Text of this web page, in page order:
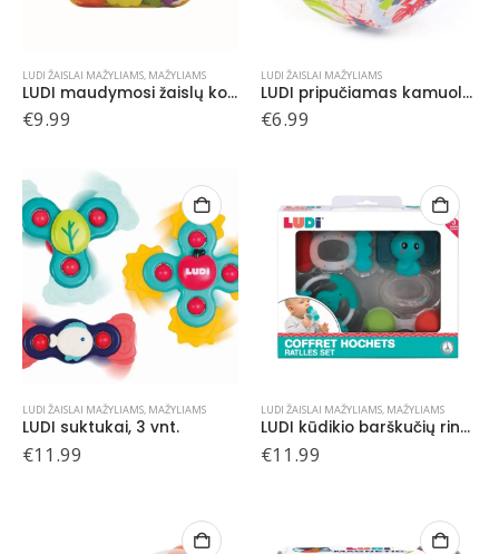
LUDI ŽAISLAI MAŽYLIAMS, MAŽYLIAMS
LUDI maudymosi žaislų komplektas, purkštukai
€9.99
LUDI ŽAISLAI MAŽYLIAMS
LUDI pripučiamas kamuolys
€6.99
LUDI ŽAISLAI MAŽYLIAMS, MAŽYLIAMS
LUDI suktukai, 3 vnt.
€11.99
LUDI ŽAISLAI MAŽYLIAMS, MAŽYLIAMS
LUDI kūdikio barškučių rinkinys
€11.99